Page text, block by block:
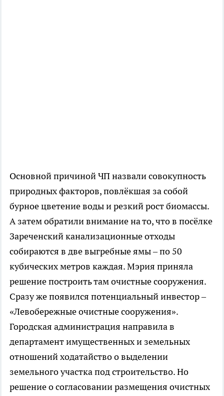
Основной причиной ЧП назвали совокупность
природных факторов, повлёкшая за собой
бурное цветение воды и резкий рост биомассы.
А затем обратили внимание на то, что в посёлке
Зареченский канализационные отходы
собираются в две выгребные ямы – по 50
кубических метров каждая. Мэрия приняла
решение построить там очистные сооружения.
Сразу же появился потенциальный инвестор –
«Левобережные очистные сооружения».
Городская администрация направила в
департамент имущественных и земельных
отношений ходатайство о выделении
земельного участка под строительство. Но
решение о согласовании размещения очистных